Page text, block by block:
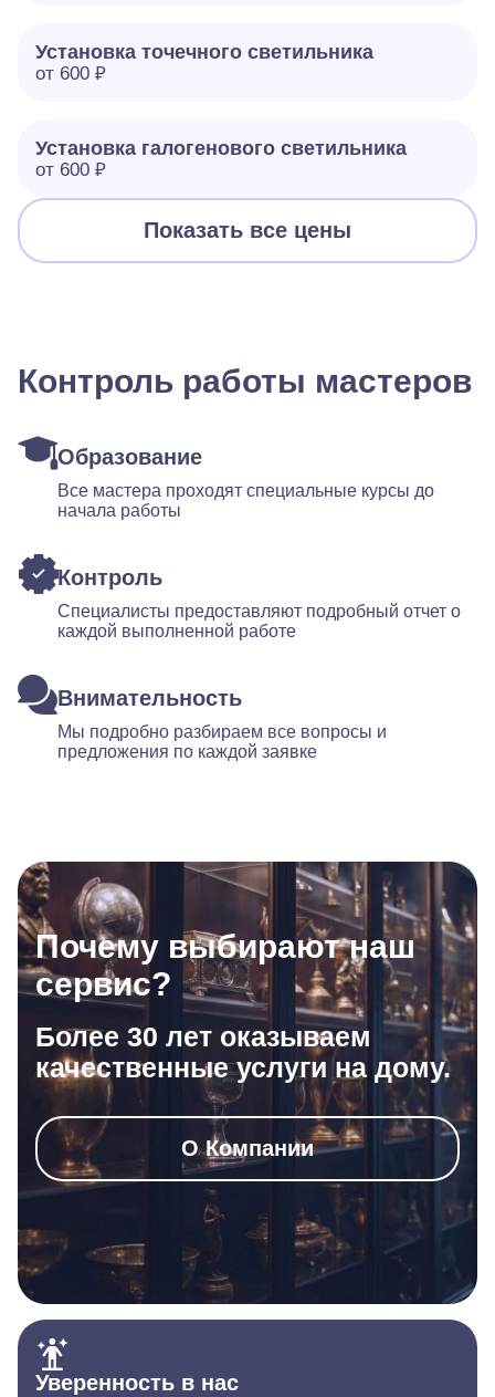
Установка точечного светильника
от 600 ₽
Установка галогенового светильника
от 600 ₽
Показать все цены
Контроль работы мастеров
Образование
Все мастера проходят специальные курсы до
начала работы
Контроль
Специалисты предоставляют подробный отчет о
каждой выполненной работе
Внимательность
Мы подробно разбираем все вопросы и
предложения по каждой заявке
Почему выбирают наш
сервис?
Более 30 лет оказываем
качественные услуги на дому.
О Компании
Уверенность в нас